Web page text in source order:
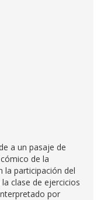
a un pasaje de
de la
la participación del
la clase de ejercicios
por